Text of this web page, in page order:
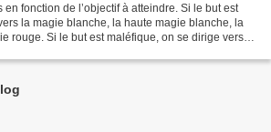
fonction de l’objectif à atteindre. Si le but est
la magie blanche, la haute magie blanche, la
rouge. Si le but est maléfique, on se dirige vers la